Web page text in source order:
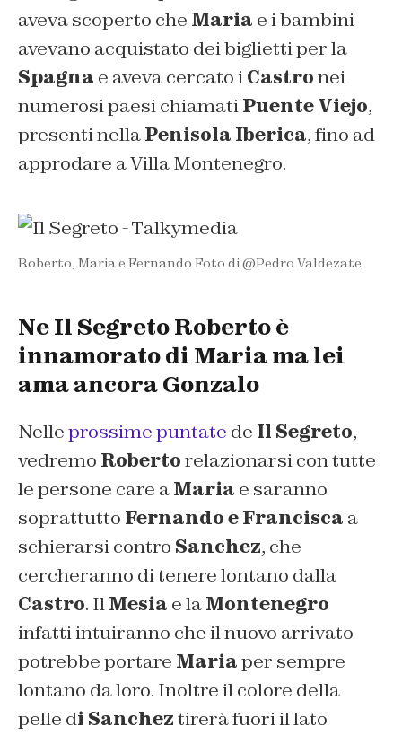
aveva scoperto che Maria e i bambini
avevano acquistato dei biglietti per la
Spagna e aveva cercato iCastronei
numerosi paesi chiamatiPuente Viejo,
presenti nellaPenisola Iberica, fino ad
approdare a Villa Montenegro.
Roberto, Maria e Fernando Foto di @Pedro Valdezate
Ne Il Segreto Roberto è
innamorato di Maria ma lei
ama ancora Gonzalo
Nelleprossime puntate de Il Segreto,
vedremo Robertorelazionarsi con tutte
le persone care aMaria e saranno
soprattutto Fernando e Francisca a
schierarsi contro Sanchez, che
cercheranno di tenere lontano dalla
Castro. IlMesia e laMontenegro
infatti intuiranno che il nuovo arrivato
potrebbe portare Mariaper sempre
lontano da loro. Inoltre il colore della
pelle di Sancheztirerà fuori il lato